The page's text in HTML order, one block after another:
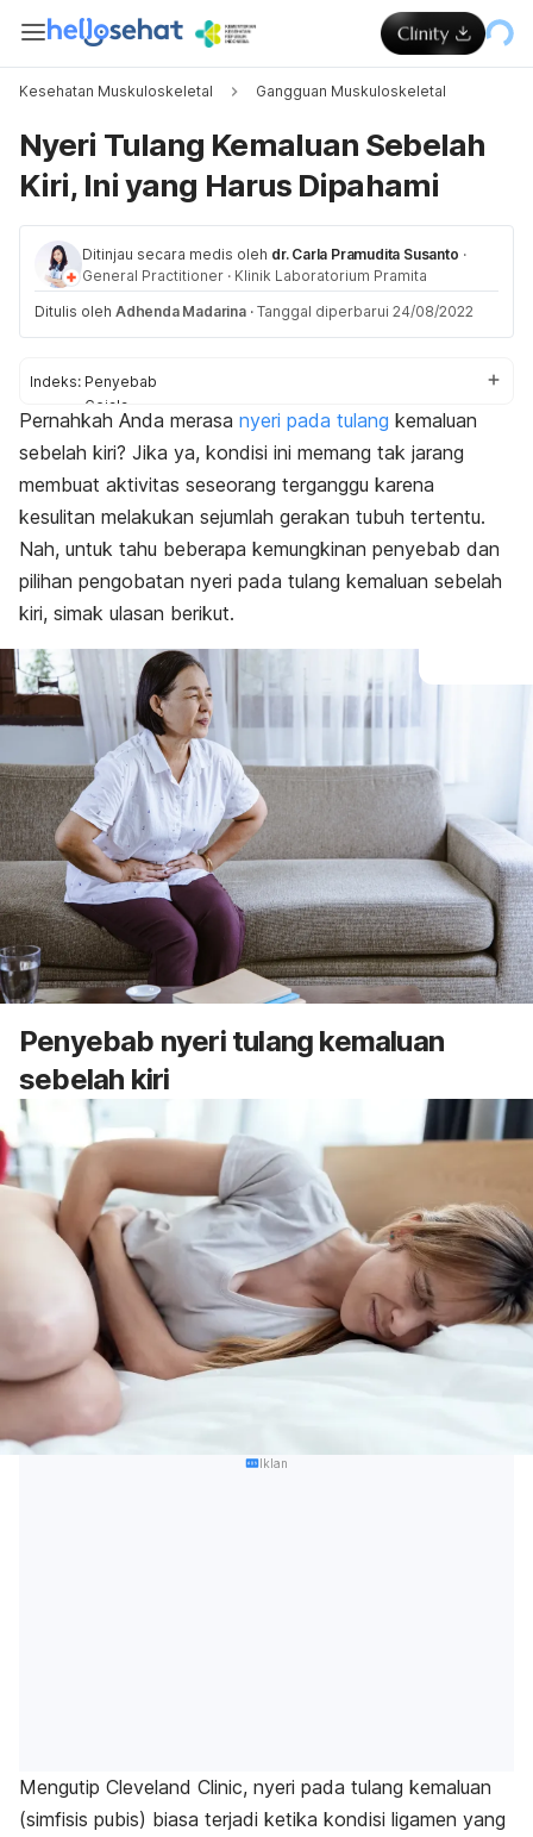
Kesehatan Muskuloskeletal Gangguan Muskuloskeletal
Nyeri Tulang Kemaluan Sebelah
Kiri, Ini yang Harus Dipahami
Ditinjau secara medis oleh dr. Carla Pramudita Susanto ·
General Practitioner · Klinik Laboratorium Pramita
Ditulis oleh Adhenda Madarina · Tanggal diperbarui 24/08/2022
Indeks: Penyebab
Gejala
Cara mengatasi
Pergi ke dokter
Pernahkah Anda merasa nyeri pada tulang kemaluan
sebelah kiri? Jika ya, kondisi ini memang tak jarang
membuat aktivitas seseorang terganggu karena
kesulitan melakukan sejumlah gerakan tubuh tertentu.
Nah, untuk tahu beberapa kemungkinan penyebab dan
pilihan pengobatan nyeri pada tulang kemaluan sebelah
kiri, simak ulasan berikut.
Penyebab nyeri tulang kemaluan
sebelah kiri
Iklan
Mengutip Cleveland Clinic, nyeri pada tulang kemaluan
(simfisis pubis) biasa terjadi ketika kondisi ligamen yang